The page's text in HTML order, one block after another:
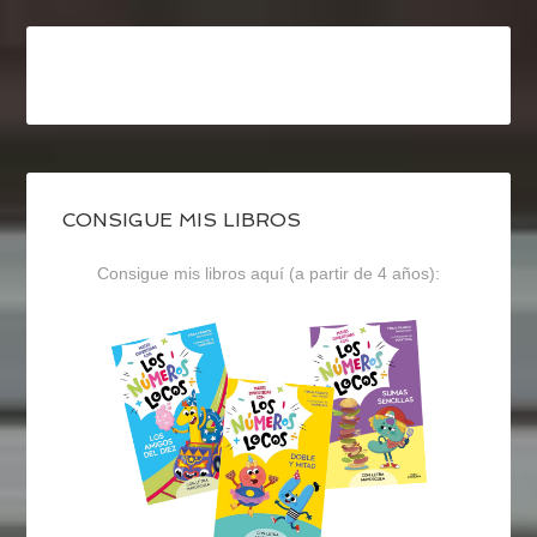
CONSIGUE MIS LIBROS
Consigue mis libros aquí (a partir de 4 años):